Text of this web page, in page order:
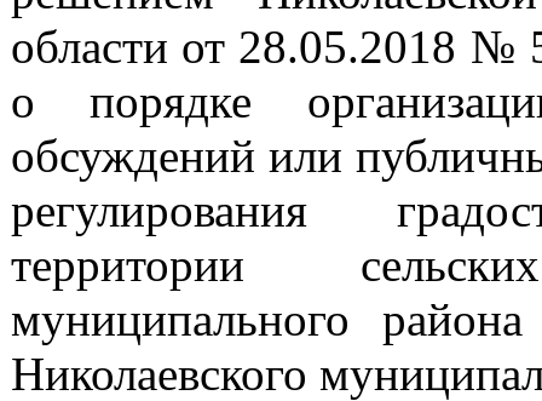
области от 28.05.2018
о порядке
обсуждений или
регулирования
территории
муниципального
Николаевского